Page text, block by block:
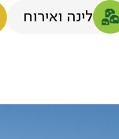
לינה ואירוח